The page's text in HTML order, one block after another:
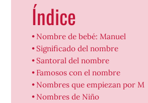
Índice
Nombre de bebé: Manuel
Significado del nombre
Santoral del nombre
Famosos con el nombre
Nombres que empiezan por M
Nombres de Niño